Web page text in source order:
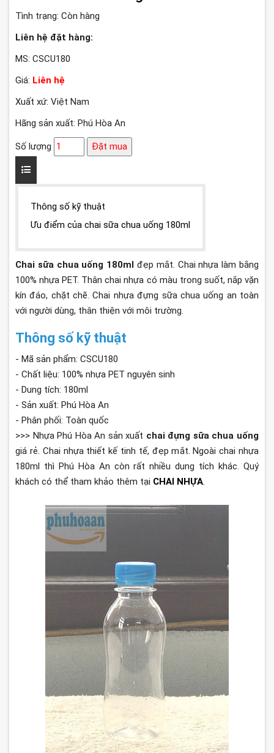
Tình trạng: Còn hàng
Liên hệ đặt hàng:
MS: CSCU180
Giá: Liên hệ
Xuất xứ: Việt Nam
Hãng sản xuất: Phú Hòa An
Số lượng Đặt mua
Thông số kỹ thuật
Ưu điểm của chai sữa chua uống 180ml
Chai sữa chua uống 180ml đẹp mắt. Chai nhựa làm bằng
100% nhựa PET. Thân chai nhựa có màu trong suốt, nắp vặn
kín đáo, chặt chẽ. Chai nhựa đựng sữa chua uống an toàn
với người dùng, thân thiện với môi trường.
Thông số kỹ thuật
- Mã sản phẩm: CSCU180
- Chất liệu: 100% nhựa PET nguyên sinh
- Dung tích: 180ml
- Sản xuất: Phú Hòa An
- Phân phối: Toàn quốc
>>> Nhựa Phú Hòa An sản xuất chai đựng sữa chua uống
giá rẻ. Chai nhựa thiết kế tinh tế, đẹp mắt. Ngoài chai nhựa
180ml thì Phú Hòa An còn rất nhiều dung tích khác. Quý
khách có thể tham khảo thêm tại CHAI NHỰA.